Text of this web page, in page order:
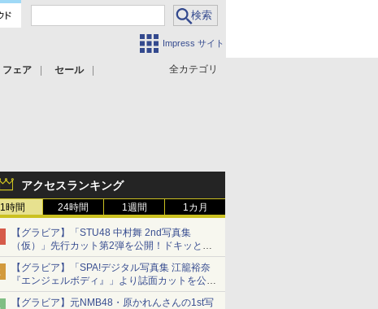
Impress サイト
全カテゴリ
フェア セール
アクセスランキング
1時間 24時間 1週間 1カ月
【グラビア】「STU48 中村舞 2nd写真集
（仮）」先行カット第2弾を公開！ドキッとす
るランジェリーカットなど新たな挑戦
【グラビア】「SPA!デジタル写真集 江籠裕奈
『エンジェルボディ』」より誌面カットを公
開！
【グラビア】元NMB48・原かれんさんの1st写